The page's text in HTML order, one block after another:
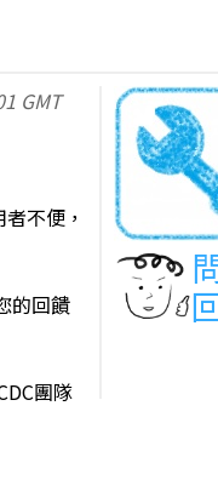
GMT
不便，
的回饋
隊